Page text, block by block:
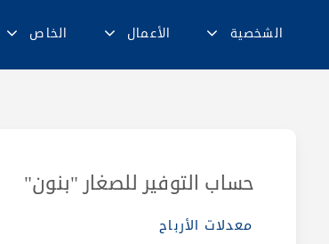
الشخصية الأعمال الخاص
حساب التوفير للصغار "بنون"
معدلات الأرباح